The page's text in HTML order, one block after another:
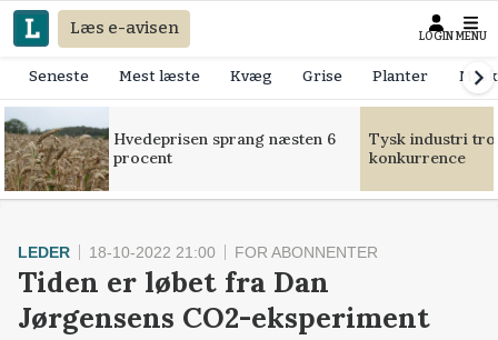
Læs e-avisen LOGIN MENU
Seneste Mest læste Kvæg Grise Planter
Hvedeprisen sprang næsten 6
procent
Tysk industri
konkurrence
LEDER 18-10-2022 21:00 FOR ABONNENTER
Tiden er løbet fra Dan
Jørgensens CO2-eksperiment